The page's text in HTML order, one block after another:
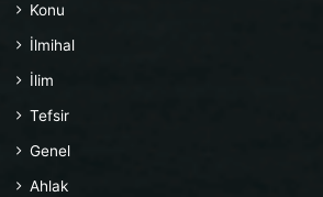
Konu
İlmihal
İlim
Tefsir
Genel
Ahlak